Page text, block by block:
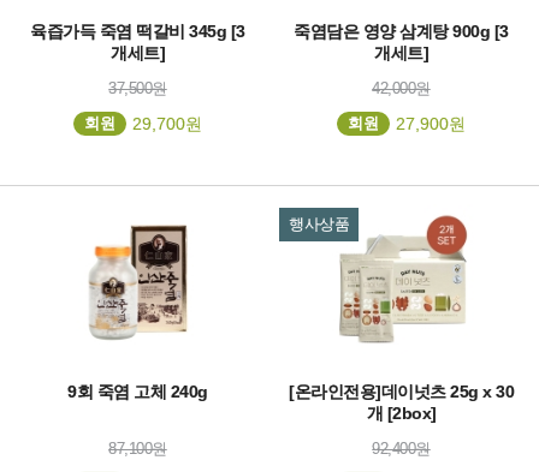
육즙가득 죽염 떡갈비 345g [3
개세트]
37,500원
회원
29,700원
죽염담은 영양 삼계탕 900g [3
개세트]
42,000원
회원
27,900원
9회 죽염 고체 240g
87,100원
행사상품
[온라인전용]데이넛츠 25g x 30
개 [2box]
92,400원